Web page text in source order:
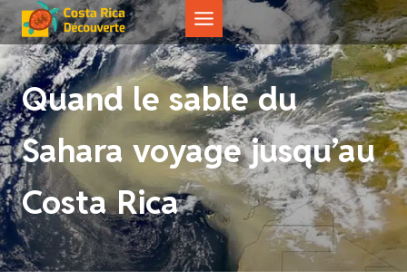
Aller
au
contenu
Quand le sable du
Sahara voyage jusqu’au
Costa Rica